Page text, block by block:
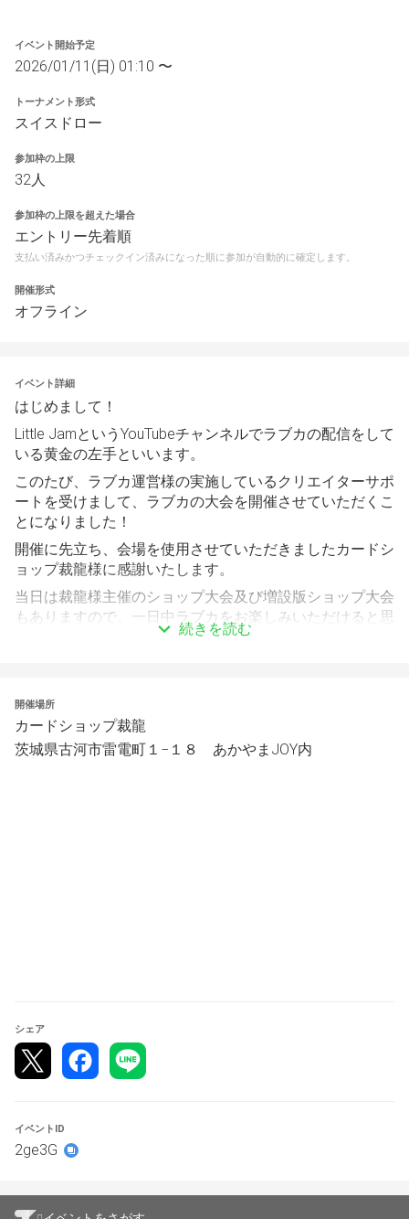
イベント開始予定
2026/01/11(日) 01:10 〜
トーナメント形式
スイスドロー
参加枠の上限
32人
参加枠の上限を超えた場合
エントリー先着順
支払い済みかつチェックイン済みになった順に参加が自動的に確定します。
開催形式
オフライン
イベント詳細
はじめまして！
Little JamというYouTubeチャンネルでラブカの配信をして
いる黄金の左手といいます。
このたび、ラブカ運営様の実施しているクリエイターサポ
ートを受けまして、ラブカの大会を開催させていただくこ
とになりました！
開催に先立ち、会場を使用させていただきましたカードシ
ョップ裁龍様に感謝いたします。
当日は裁龍様主催のショップ大会及び増設版ショップ大会
もありますので、一日中ラブカをお楽しみいただけると思
＜こんな方にオススメ！＞
ので、ご注意下さい。
また、エントリーの際はデッキレシピの画像を提出してく
【参加キャンセルについて】
当日の無断キャンセルは、他の参加者、キャンセル待ちの
方々のご迷惑となりますので絶対におやめください。
続きを読む
開催場所
カードショップ裁龍
茨城県古河市雷電町１−１８ あかやまJOY内
シェア
イベントID
2ge3G